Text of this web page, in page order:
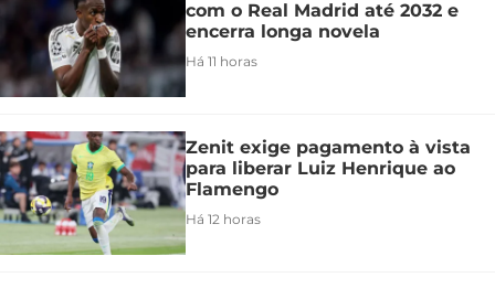
com o Real Madrid até 2032 e
encerra longa novela
Há 11 horas
Zenit exige pagamento à vista
para liberar Luiz Henrique ao
Flamengo
Há 12 horas